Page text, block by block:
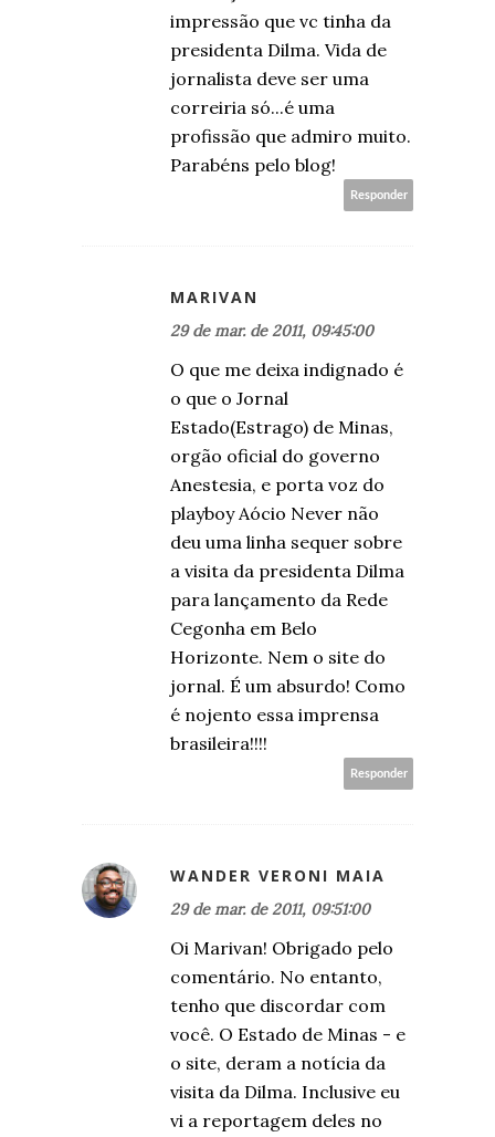
impressão que vc tinha da
presidenta Dilma. Vida de
jornalista deve ser uma
correiria só...é uma
profissão que admiro muito.
Parabéns pelo blog!
Responder
MARIVAN
29 de mar. de 2011, 09:45:00
O que me deixa indignado é
o que o Jornal
Estado(Estrago) de Minas,
orgão oficial do governo
Anestesia, e porta voz do
playboy Aócio Never não
deu uma linha sequer sobre
a visita da presidenta Dilma
para lançamento da Rede
Cegonha em Belo
Horizonte. Nem o site do
jornal. É um absurdo! Como
é nojento essa imprensa
brasileira!!!!
Responder
WANDER VERONI MAIA
29 de mar. de 2011, 09:51:00
Oi Marivan! Obrigado pelo
comentário. No entanto,
tenho que discordar com
você. O Estado de Minas - e
o site, deram a notícia da
visita da Dilma. Inclusive eu
vi a reportagem deles no